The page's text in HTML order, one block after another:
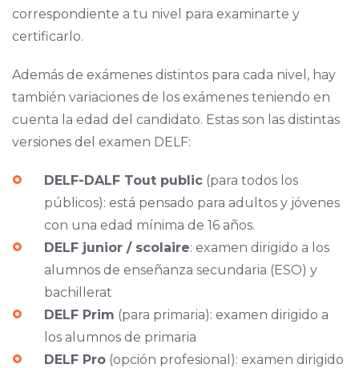
correspondiente a tu nivel para examinarte y
certificarlo.
Además de exámenes distintos para cada nivel, hay
también variaciones de los exámenes teniendo en
cuenta la edad del candidato. Estas son las distintas
versiones del examen DELF:
DELF-DALF Tout public (para todos los
públicos): está pensado para adultos y jóvenes
con una edad mínima de 16 años.
DELF junior / scolaire: examen dirigido a los
alumnos de enseñanza secundaria (ESO) y
bachillerat
DELF Prim (para primaria): examen dirigido a
los alumnos de primaria
DELF Pro (opción profesional): examen dirigido